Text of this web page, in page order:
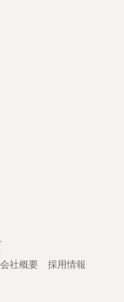
会社概要
採用情報